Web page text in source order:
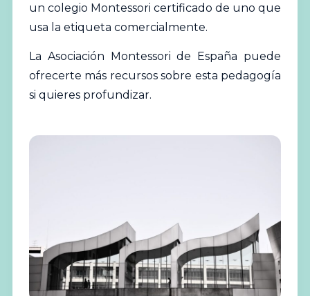
un colegio Montessori certificado de uno que
usa la etiqueta comercialmente.
La Asociación Montessori de España puede
ofrecerte más recursos sobre esta pedagogía
si quieres profundizar.